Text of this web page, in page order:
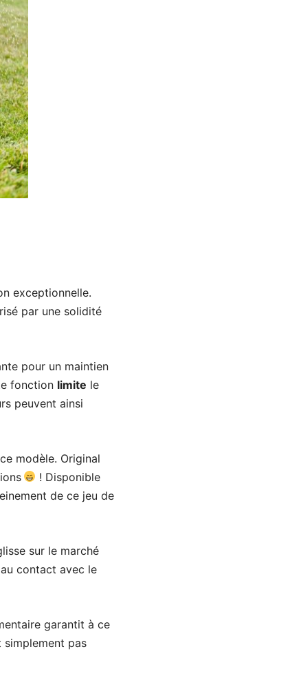
exceptionnelle.
par une solidité
pour un maintien
fonction limite le
peuvent ainsi
modèle. Original
! Disponible
de ce jeu de
sur le marché
contact avec le
garantit à ce
simplement pas